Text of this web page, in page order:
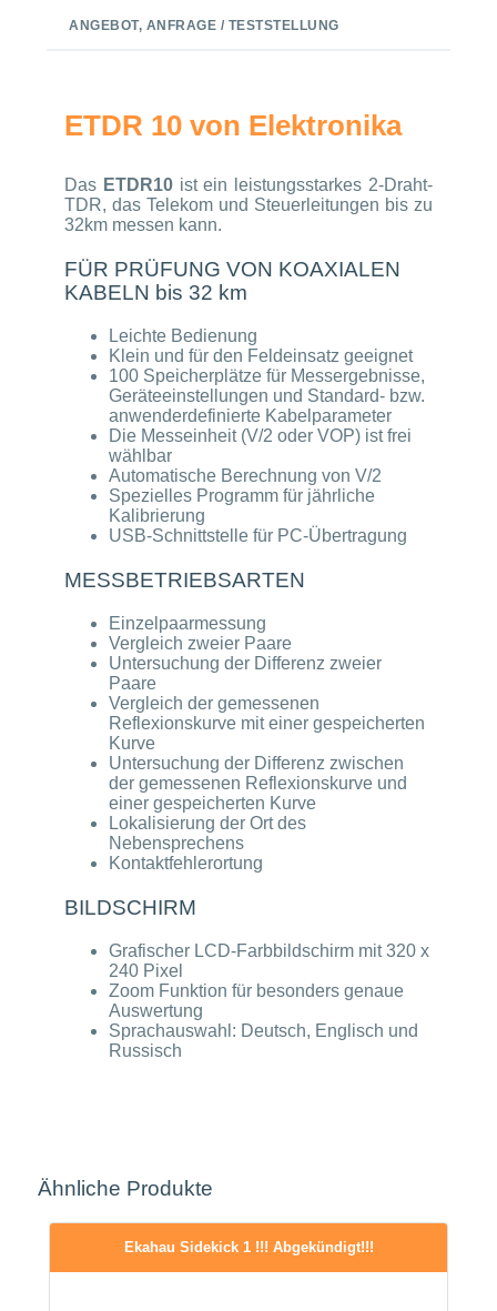
ANGEBOT, ANFRAGE / TESTSTELLUNG
ETDR 10 von Elektronika
Das ETDR10ist ein leistungsstarkes 2-Draht-
TDR, das Telekom und Steuerleitungen bis zu
32km messen kann.
FÜR PRÜFUNG VON KOAXIALEN
KABELN bis 32 km
Leichte Bedienung
Klein und für den Feldeinsatz geeignet
100 Speicherplätze für Messergebnisse,
Geräteeinstellungen und Standard- bzw.
anwenderdefinierte Kabelparameter
Die Messeinheit (V/2 oder VOP) ist frei
wählbar
Automatische Berechnung von V/2
Spezielles Programm für jährliche
Kalibrierung
USB-Schnittstelle für PC-Übertragung
MESSBETRIEBSARTEN
Einzelpaarmessung
Vergleich zweier Paare
Untersuchung der Differenz zweier
Paare
Vergleich der gemessenen
Reflexionskurve mit einer gespeicherten
Kurve
Untersuchung der Differenz zwischen
der gemessenen Reflexionskurve und
einer gespeicherten Kurve
Lokalisierung der Ort des
Nebensprechens
Kontaktfehlerortung
BILDSCHIRM
Grafischer LCD-Farbbildschirm mit 320 x
240 Pixel
Zoom Funktion für besonders genaue
Auswertung
Sprachauswahl: Deutsch, Englisch und
Russisch
Ähnliche Produkte
Ekahau Sidekick 1 !!! Abgekündigt!!!